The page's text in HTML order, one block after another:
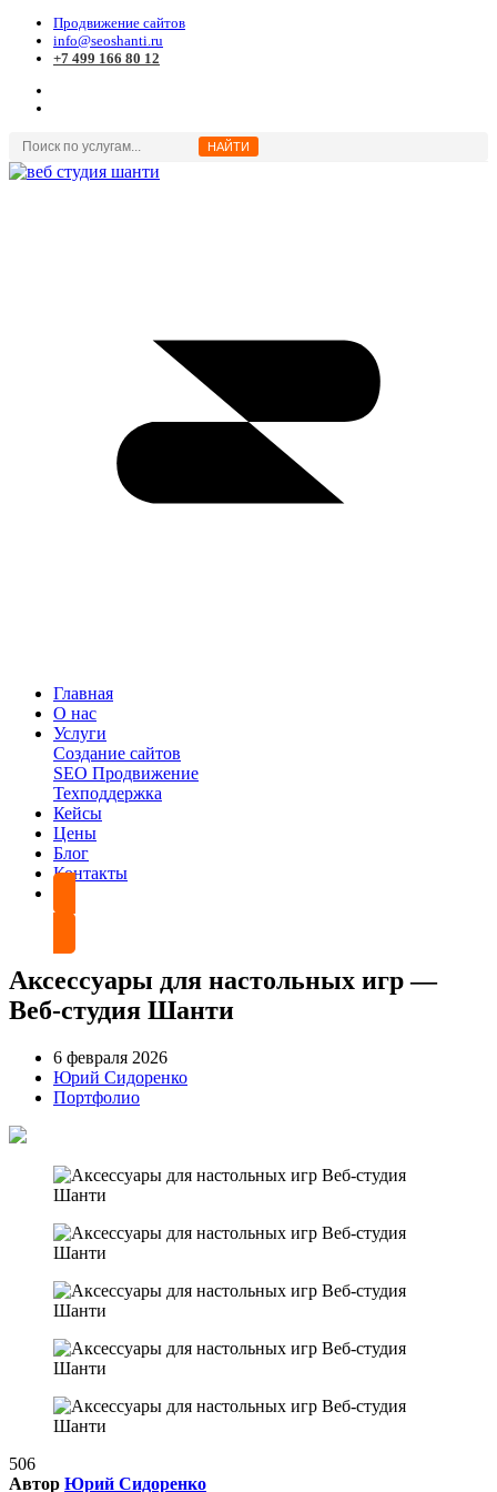
Продвижение сайтов
info@seoshanti.ru
+7 499 166 80 12
Главная
О нас
Услуги
Создание сайтов
SEO Продвижение
Техподдержка
Кейсы
Цены
Блог
Контакты
Аксессуары для настольных игр —
Веб-студия Шанти
6 февраля 2026
Юрий Сидоренко
Портфолио
506
Автор Юрий Сидоренко